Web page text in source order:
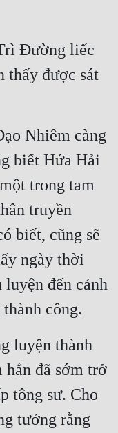
Đường liếc
thấy được sát
Nhiêm càng
biết Hứa Hải
trong tam
truyền
biết, cũng sẽ
ngày thời
đến cảnh
công.
luyện thành
đã sớm trở
tông sư. Cho
tưởng rằng